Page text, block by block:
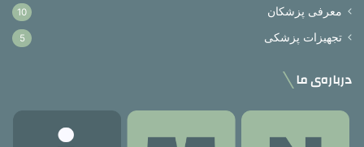
معرفی پزشکان 10
تجهیزات پزشکی 5
درباره‌ی ما